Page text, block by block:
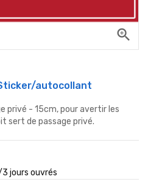
zoom_in
autocollant
privé - 15cm, pour avertir les
sert de passage privé.
3 jours ouvrés